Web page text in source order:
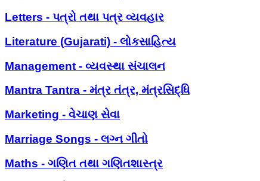
Letters - પત્રો તથા પત્ર વ્યવહાર
Literature (Gujarati) - લોકસાહિત્ય
Management - વ્યવસ્થા સંચાલન
Mantra Tantra - મંત્ર તંત્ર, મંત્રસિદ્ધિ
Marketing - વેચાણ સેવા
Marriage Songs - લગ્ન ગીતો
Maths - ગણિત તથા ગણિતશાસ્ત્ર